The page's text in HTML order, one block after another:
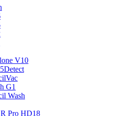
V10
G1
Wash
Pro HD18